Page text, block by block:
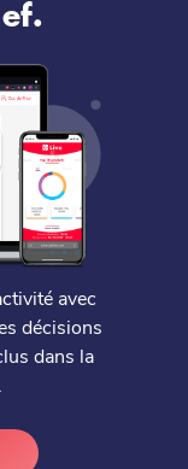
avec
décisions
dans la